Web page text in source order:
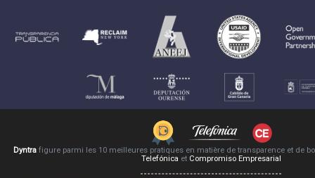
Dyntra figure parmi les 10 meilleures pratiques en matière de transparence et de
Telefónica et Compromiso Empresarial